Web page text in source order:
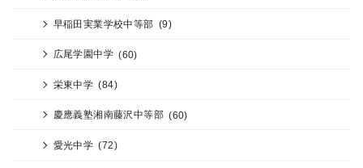
早稲田実業学校中等部 (9)
広尾学園中学 (60)
栄東中学 (84)
慶應義塾湘南藤沢中等部 (60)
愛光中学 (72)